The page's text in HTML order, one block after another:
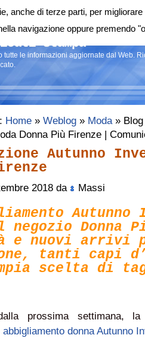
stampa
tutte le informazioni aggiornate dal Web.
Home » Weblog » Moda» Blog
Donna Più Firenze |
Autunno
2018 da Massi
Autunno
negozio Donna
e nuovi arrivi
tanti capi
scelta di
prossima settimana, la
abbigliamento donna Autunno
anche di terze parti, per
navigazione oppure premendo